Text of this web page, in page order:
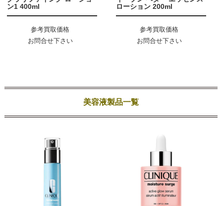
ン1 400ml
参考買取価格
お問合せ下さい
ローション 200ml
参考買取価格
お問合せ下さい
美容液製品一覧